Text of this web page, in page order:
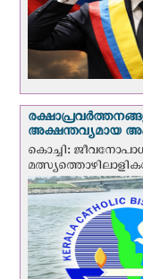
അക്ഷന്തവ്യമായ
കൊച്ചി: